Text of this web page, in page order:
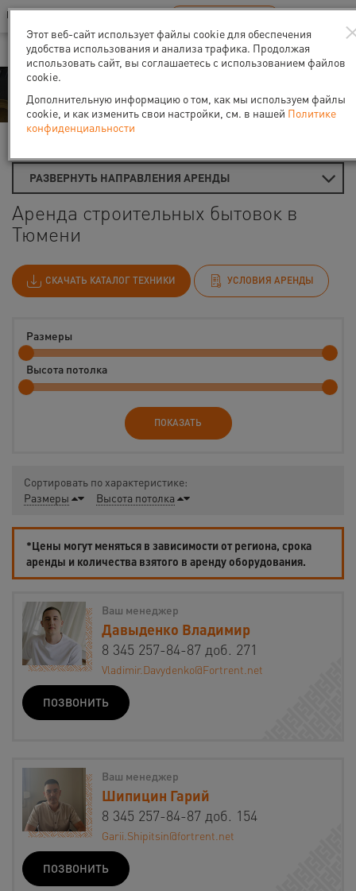
Ваш город:Тюмень
В Вашем регионе нет наших офисов RU EN
Аренда
РАЗВЕРНУТЬ НАПРАВЛЕНИЯ АРЕНДЫ
Аренда строительных бытовок в
Тюмени
СКАЧАТЬ КАТАЛОГ ТЕХНИКИ УСЛОВИЯ АРЕНДЫ
Размеры
Высота потолка
ПОКАЗАТЬ
Сортировать по характеристике:
Размеры
Высота потолка
*Цены могут меняться в зависимости от региона, срока
аренды и количества взятого в аренду оборудования.
Ваш менеджер
Давыденко Владимир
8 345 257-84-87 доб. 271
Vladimir.Davydenko@Fortrent.net
ПОЗВОНИТЬ
Ваш менеджер
Шипицин Гарий
8 345 257-84-87 доб. 154
Garii.Shipitsin@fortrent.net
ПОЗВОНИТЬ
Этот веб-сайт использует файлы cookie для обеспечения
удобства использования и анализа трафика. Продолжая
использовать сайт, вы соглашаетесь с использованием файлов
cookie.
Дополнительную информацию о том, как мы используем файлы
cookie, и как изменить свои настройки, см. в нашей Политике
конфиденциальности